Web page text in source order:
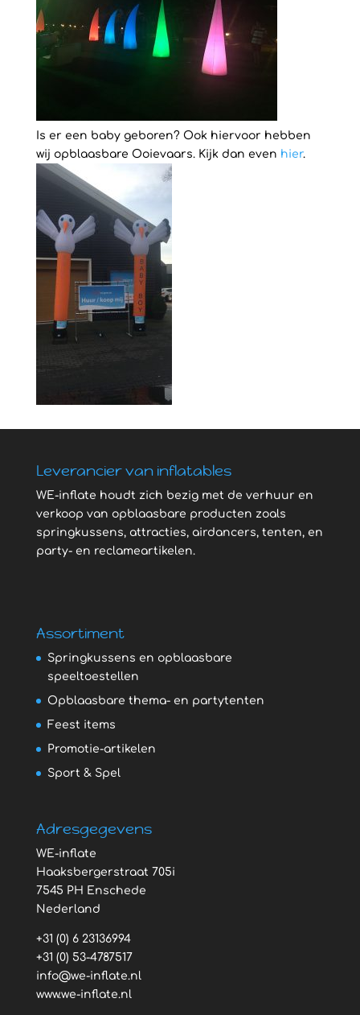
Is er een baby geboren? Ook hiervoor hebben
wij opblaasbare Ooievaars. Kijk dan even hier.
Leverancier van inflatables
WE-inflate houdt zich bezig met de verhuur en
verkoop van opblaasbare producten zoals
springkussens, attracties, airdancers, tenten, en
party- en reclameartikelen.
Assortiment
Springkussens en opblaasbare
speeltoestellen
Opblaasbare thema- en partytenten
Feest items
Promotie-artikelen
Sport & Spel
Adresgegevens
WE-inflate
Haaksbergerstraat 705i
7545 PH Enschede
Nederland
+31 (0) 6 23136994
+31 (0) 53-4787517
info@we-inflate.nl
www.we-inflate.nl